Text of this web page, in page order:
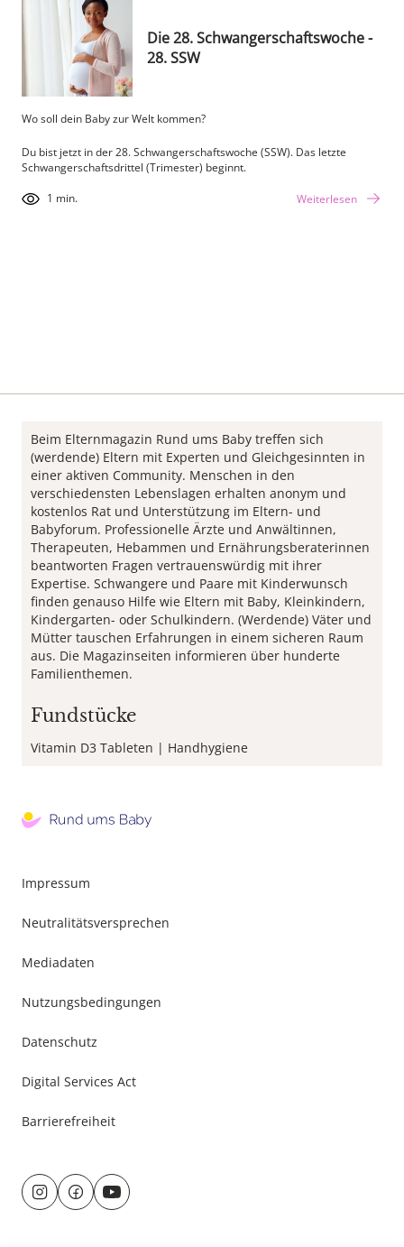
Die 28. Schwangerschaftswoche -
28. SSW
Wo soll dein Baby zur Welt kommen?
Du bist jetzt in der 28. Schwangerschaftswoche (SSW). Das letzte
Schwangerschaftsdrittel (Trimester) beginnt.
Weiterlesen
1 min.
Beim Elternmagazin Rund ums Baby treffen sich
(werdende) Eltern mit Experten und Gleichgesinnten in
einer aktiven Community. Menschen in den
verschiedensten Lebenslagen erhalten anonym und
kostenlos Rat und Unterstützung im Eltern- und
Babyforum. Professionelle Ärzte und Anwältinnen,
Therapeuten, Hebammen und Ernährungsberaterinnen
beantworten Fragen vertrauenswürdig mit ihrer
Expertise. Schwangere und Paare mit Kinderwunsch
finden genauso Hilfe wie Eltern mit Baby, Kleinkindern,
Kindergarten- oder Schulkindern. (Werdende) Väter und
Mütter tauschen Erfahrungen in einem sicheren Raum
aus. Die Magazinseiten informieren über hunderte
Familienthemen.
Fundstücke
Vitamin D3 Tableten Handhygiene
Impressum
Neutralitätsversprechen
Mediadaten
Nutzungsbedingungen
Datenschutz
Digital Services Act
Barrierefreiheit
Besuche
uns
auf:
@
f